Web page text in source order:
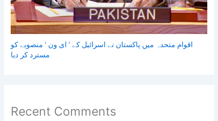
اقوام متحدہ میں پاکستان نے اسرائیل کے ’ ای ون ‘ منصوبے کو
مسترد کر دیا
Recent Comments